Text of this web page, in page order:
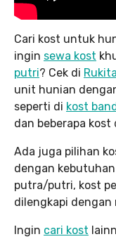
Cari kost untuk
ingin sewa kost
putri? Cek di Rukita
unit hunian
seperti di kost
dan beberapa kost
Ada juga pilihan
dengan
putra/putri, kost
dilengkapi dengan
Ingin cari kost